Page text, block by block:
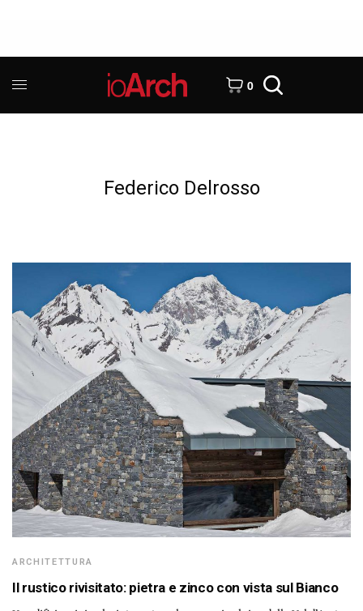
0
Federico Delrosso
ARCHITETTURA
Il rustico rivisitato: pietra e zinco con vista sul Bianco